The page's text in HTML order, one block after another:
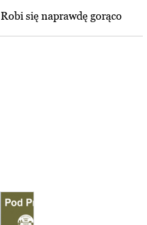
Robi się naprawdę gorąco